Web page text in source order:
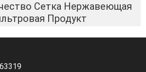
Сетка Нержавеющая
Продукт